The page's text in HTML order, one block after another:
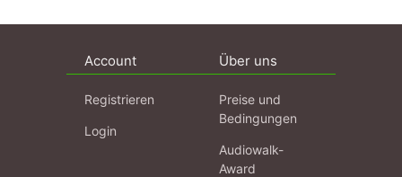
Account
Registrieren
Login
Über uns
Preise und
Bedingungen
Audiowalk-
Award